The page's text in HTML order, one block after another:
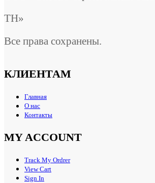
ТН»
Все права сохранены.
КЛИЕНТАМ
Главная
О нас
Контакты
MY ACCOUNT
Track My Ordrer
View Cart
Sign In